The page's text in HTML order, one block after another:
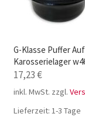
G-Klasse Puffer
Karosserielager
17,23€
inkl. MwSt. zzgl.
Lieferzeit: 1-3 Tage